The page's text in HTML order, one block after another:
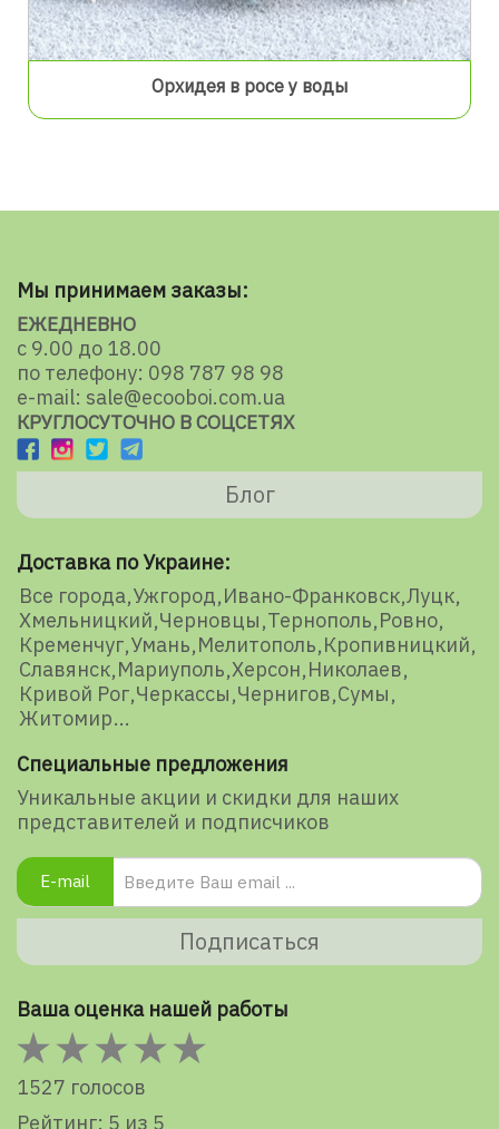
Орхидея в росе у воды
Мы принимаем заказы:
ЕЖЕДНЕВНО
с 9.00 до 18.00
по телефону: 098 787 98 98
e-mail: sale@ecooboi.com.ua
КРУГЛОСУТОЧНО В СОЦСЕТЯХ
Блог
Доставка по Украине:
Все города Ужгород Ивано-Франковск Луцк
Хмельницкий Черновцы Тернополь Ровно
Кременчуг Умань Мелитополь Кропивницкий
Славянск Мариуполь Херсон Николаев
Кривой Рог Черкассы Чернигов Сумы
Житомир
Специальные предложения
Уникальные акции и скидки для наших
представителей и подписчиков
E-mail
Подписаться
Ваша оценка нашей работы
1527 голосов
Рейтинг: 5 из 5